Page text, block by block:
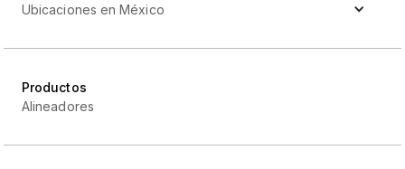
Ubicaciones en México
Productos
Alineadores